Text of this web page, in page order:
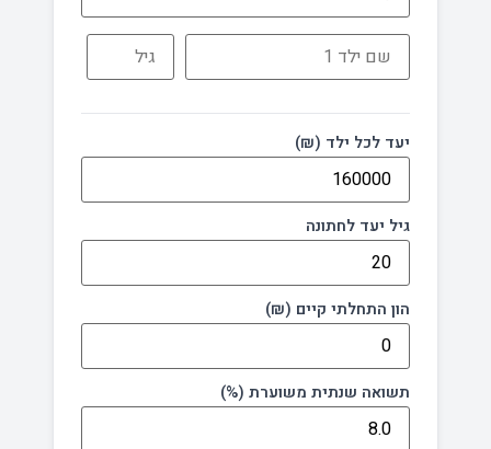
יעד לכל ילד (₪)
גיל יעד לחתונה
הון התחלתי קיים (₪)
תשואה שנתית משוערת (%)